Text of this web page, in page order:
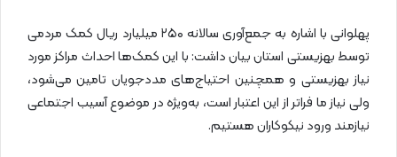
پهلوانی با اشاره به جمع‌آوری سالانه ۲۵۰ میلیارد ریال کمک‌ مردمی
توسط بهزیستی استان بیان داشت: با این کمک‌ها احداث مراکز مورد
نیاز بهزیستی و همچنین احتیاج‌های مددجویان تامین می‌شود،
ولی نیاز ما فراتر از این اعتبار است، به‌ویژه در موضوع آسیب اجتماعی
نیازمند ورود نیکوکاران هستیم.